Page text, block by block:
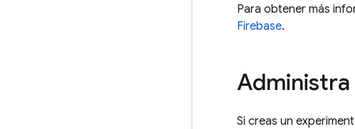
Para obtener más
Firebase.
Si creas un